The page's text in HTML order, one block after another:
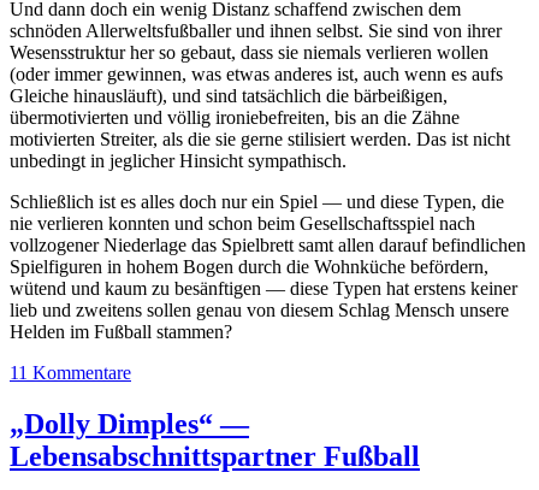
Und dann doch ein wenig Distanz schaffend zwischen dem
schnöden Allerweltsfußballer und ihnen selbst. Sie sind von ihrer
Wesensstruktur her so gebaut, dass sie niemals verlieren wollen
(oder immer gewinnen, was etwas anderes ist, auch wenn es aufs
Gleiche hinausläuft), und sind tatsächlich die bärbeißigen,
übermotivierten und völlig ironiebefreiten, bis an die Zähne
motivierten Streiter, als die sie gerne stilisiert werden. Das ist nicht
unbedingt in jeglicher Hinsicht sympathisch.
Schließlich ist es alles doch nur ein Spiel — und diese Typen, die
nie verlieren konnten und schon beim Gesellschaftsspiel nach
vollzogener Niederlage das Spielbrett samt allen darauf befindlichen
Spielfiguren in hohem Bogen durch die Wohnküche befördern,
wütend und kaum zu besänftigen — diese Typen hat erstens keiner
lieb und zweitens sollen genau von diesem Schlag Mensch unsere
Helden im Fußball stammen?
11 Kommentare
„Dolly Dimples“ —
Lebensabschnittspartner Fußball